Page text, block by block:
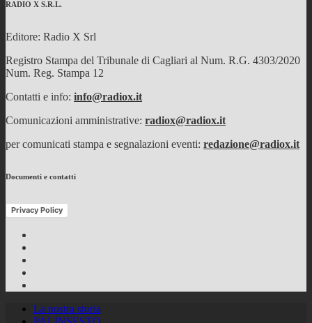
RADIO X S.R.L.
Editore: Radio X Srl
Registro Stampa del Tribunale di Cagliari al Num. R.G. 4303/2020
Num. Reg. Stampa 12
Contatti e info: info@radiox.it
Comunicazioni amministrative: radiox@radiox.it
per comunicati stampa e segnalazioni eventi: redazione@radiox.it
Documenti e contatti
Privacy Policy
La nostra storia